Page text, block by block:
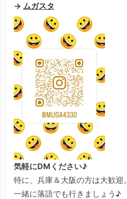
→ ムガスタ
気軽にDMください♪
特に、兵庫＆大阪の方は大歓迎。
一緒に落語でも行きましょう♪